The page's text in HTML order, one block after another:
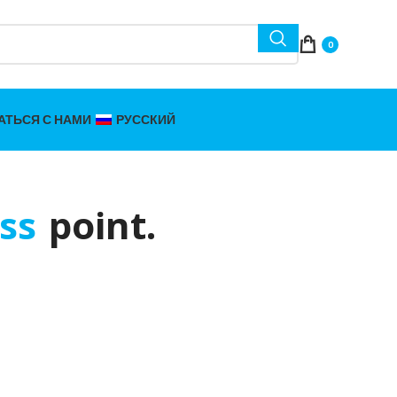
0
С НАМИ РУССКИЙ
point.